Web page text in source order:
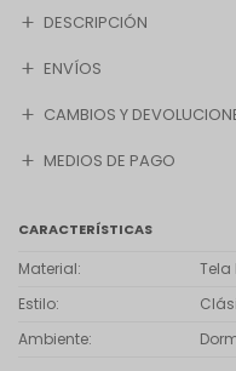
DESCRIPCIÓN
ENVÍOS
CAMBIOS Y
MEDIOS DE PAGO
CARACTERÍSTICAS
Material
Tela
Estilo
Ambiente